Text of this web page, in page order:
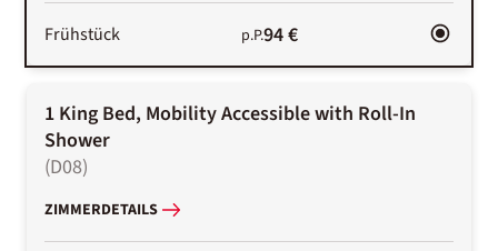
Frühstück p.P.94 €
1 King Bed, Mobility Accessible with Roll-In
Shower
(D08)
ZIMMERDETAILS